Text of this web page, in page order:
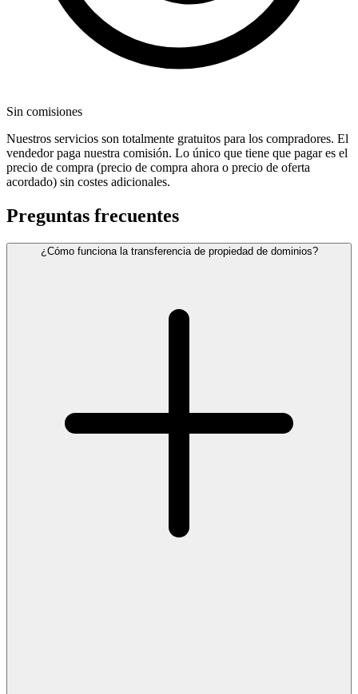
Sin comisiones
Nuestros servicios son totalmente gratuitos para los compradores. El
vendedor paga nuestra comisión. Lo único que tiene que pagar es el
precio de compra (precio de compra ahora o precio de oferta
acordado) sin costes adicionales.
Preguntas frecuentes
¿Cómo funciona la transferencia de propiedad de dominios?